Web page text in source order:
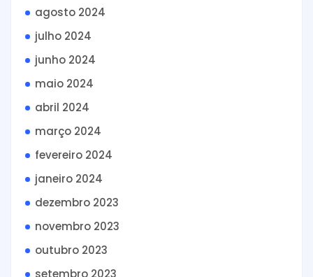
agosto 2024
julho 2024
junho 2024
maio 2024
abril 2024
março 2024
fevereiro 2024
janeiro 2024
dezembro 2023
novembro 2023
outubro 2023